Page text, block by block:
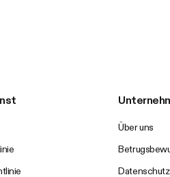
Über uns